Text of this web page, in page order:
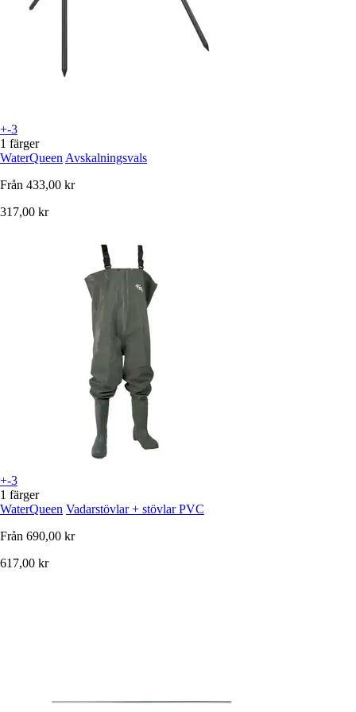
+-3
1 färger
WaterQueen Avskalningsvals
Från 433,00 kr
317,00 kr
+-3
1 färger
WaterQueen Vadarstövlar + stövlar PVC
Från 690,00 kr
617,00 kr